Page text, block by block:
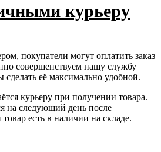
курьеру
покупатели могут оплатить заказ
совершенствуем нашу службу
сделать её максимально удобной.
курьеру при получении товара.
на следующий день после
есть в наличии на складе.